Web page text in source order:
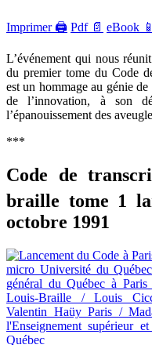
Imprimer 🖨 Pdf 📄 eBook 📱
L’événement qui nous
du premier tome du Code
est un hommage au génie
de l’innovation, à son
l’épanouissement des
***
Code de
braille tome 1
octobre 1991